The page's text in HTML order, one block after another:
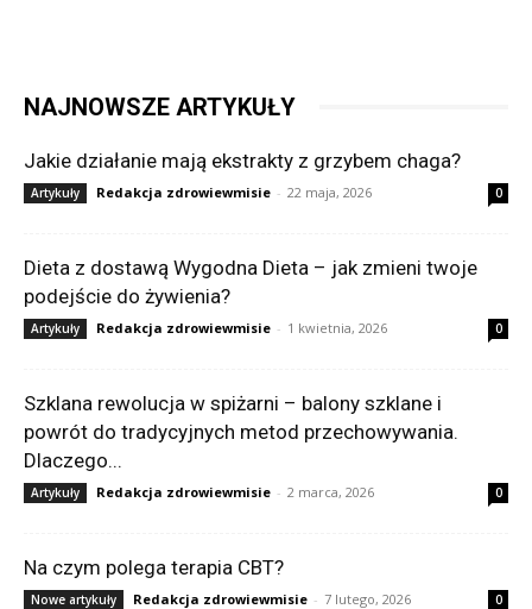
NAJNOWSZE ARTYKUŁY
Jakie działanie mają ekstrakty z grzybem chaga?
Artykuły Redakcja zdrowiewmisie - 22 maja, 2026 0
Dieta z dostawą Wygodna Dieta – jak zmieni twoje
podejście do żywienia?
Artykuły Redakcja zdrowiewmisie - 1 kwietnia, 2026 0
Szklana rewolucja w spiżarni – balony szklane i
powrót do tradycyjnych metod przechowywania.
Dlaczego...
Artykuły Redakcja zdrowiewmisie - 2 marca, 2026 0
Na czym polega terapia CBT?
Nowe artykuły Redakcja zdrowiewmisie - 7 lutego, 2026 0